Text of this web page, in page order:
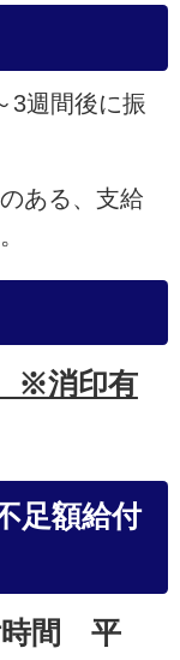
3週間後に振
ある、支給
※消印有
額給付
時間 平